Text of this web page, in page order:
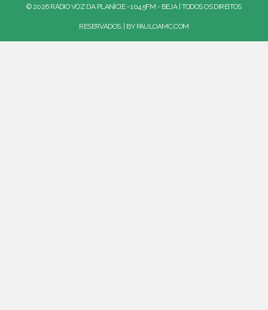
© 2026 RÁDIO VOZ DA PLANÍCIE - 104.5FM - BEJA | TODOS OS DIREITOS
RESERVADOS. | BY PAULOAMC.COM